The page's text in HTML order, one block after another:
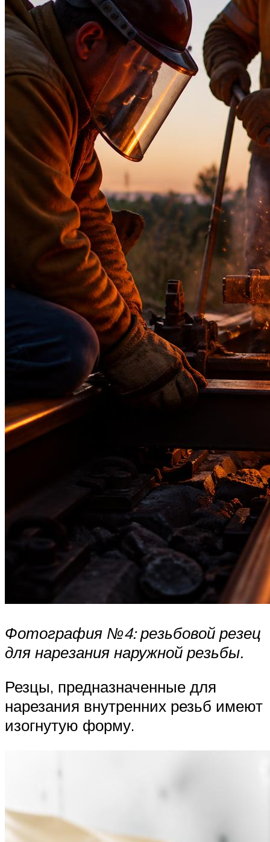
Фотография №4: резьбовой резец
для нарезания наружной резьбы.
Резцы, предназначенные для
нарезания внутренних резьб имеют
изогнутую форму.